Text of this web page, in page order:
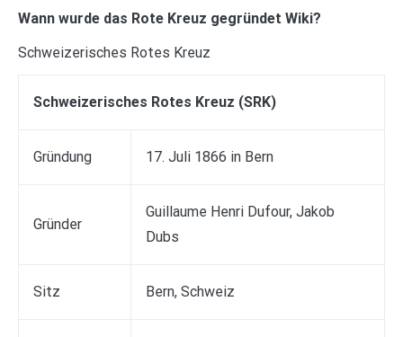
Wann wurde das Rote Kreuz gegründet Wiki?
Schweizerisches Rotes Kreuz
Schweizerisches Rotes Kreuz (SRK)
Gründung 17. Juli 1866 in Bern
Gründer
Guillaume Henri Dufour, Jakob
Dubs
Sitz Bern, Schweiz